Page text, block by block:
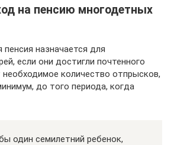
на пенсию многодетных
назначается для
если они достигли почтенного
необходимое количество отпрысков,
до того периода, когда
один семилетний ребенок,